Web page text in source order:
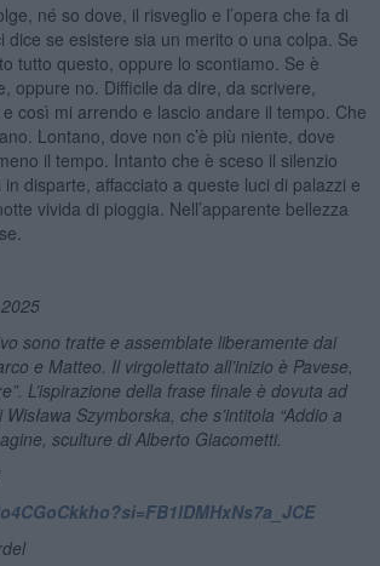
né so dove, il risveglio e l’opera che fa di
dice se esistere sia un merito o una colpa. Se
tutto questo, oppure lo scontiamo. Se è
oppure no. Difficile da dire, da scrivere,
così mi arrendo e lascio andare il tempo. Che
Lontano, dove non c’è più niente, dove
il tempo. Intanto che è sceso il silenzio
disparte, affacciato a queste luci di palazzi e
vivida di pioggia. Nell’apparente bellezza
sono tratte e assemblate liberamente dai
e Matteo. Il virgolettato all’inizio è Pavese,
”. L’ispirazione della frase finale è dovuta ad
Szymborska, che s’intitola “Addio a
sculture di Alberto Giacometti.